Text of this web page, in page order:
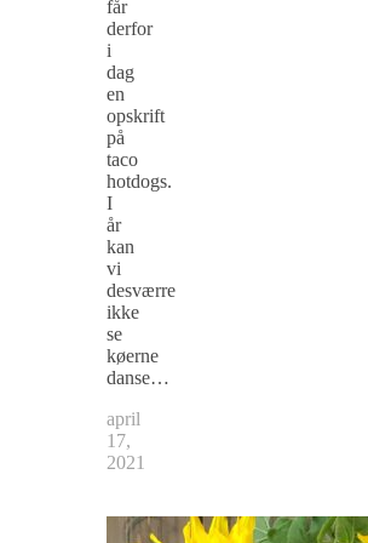
får
derfor
i
dag
en
opskrift
på
taco
hotdogs.
I
år
kan
vi
desværre
ikke
se
køerne
danse…
april
17,
2021